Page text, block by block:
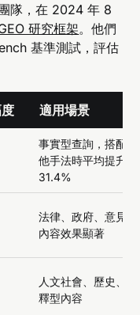
隊，在 2024 年 8
研究框架。他們
基準測試，評估
適用場景
事實型查詢，搭配其
他手法時平均提升
31.4%
法律、政府、意見型
內容效果顯著
人文社會、歷史、解
釋型內容